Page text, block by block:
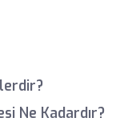
Ne Kadardır?